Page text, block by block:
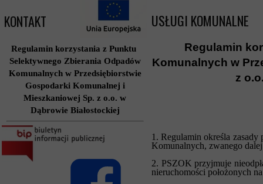
Regulamin
Komunalnych w
z
1. Regulamin określa
Komunalnych, zwanego
2. PSZOK przyjmuje
nieruchomości położonych
Regulamin korzystania z Punktu
Selektywnego Zbierania Odpadów
Komunalnych w Przedsiębiorstwie
Gospodarki Komunalnej i
Mieszkaniowej Sp. z o.o. w
Dąbrowie Białostockiej
USŁUGI KOMUNALNE
KONTAKT